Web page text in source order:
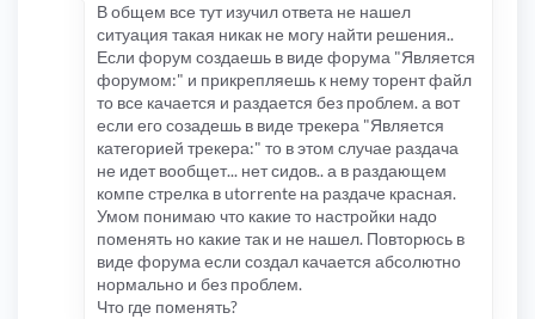
В общем все тут изучил ответа не нашел
ситуация такая никак не могу найти решения..
Если форум создаешь в виде форума "Является
форумом:" и прикрепляешь к нему торент файл
то все качается и раздается без проблем. а вот
если его созадешь в виде трекера "Является
категорией трекера:" то в этом случае раздача
не идет вообщет... нет сидов.. а в раздающем
компе стрелка в utorrente на раздаче красная.
Умом понимаю что какие то настройки надо
поменять но какие так и не нашел. Повторюсь в
виде форума если создал качается абсолютно
нормально и без проблем.
Что где поменять?